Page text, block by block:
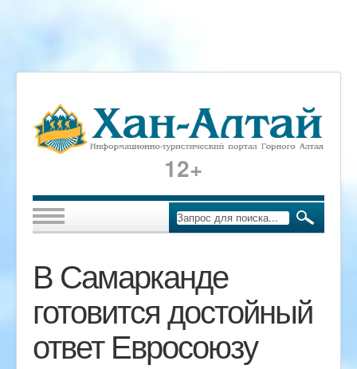
12+
В Самарканде
готовится достойный
ответ Евросоюзу